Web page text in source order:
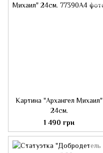
Картина "Архангел Михаил"
24см.
1 490 грн